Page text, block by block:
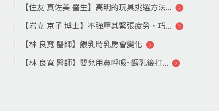
【住友 真佐美 醫生】高明的玩具挑選方法...
【岩立 京子 博士】不強壓其緊張疲勞，巧...
【林 良寬 醫師】餵乳時乳房會變化
【林 良寬 醫師】嬰兒用鼻呼吸~餵乳後打...